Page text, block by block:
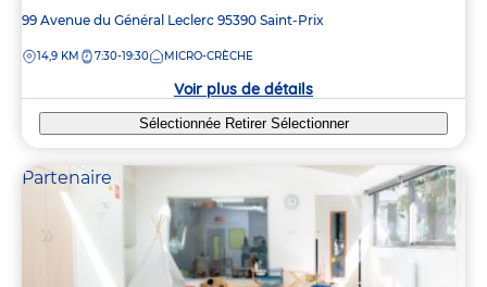
Adresse
la
99 Avenue du Général Leclerc 95390 Saint-Prix
DISTANCE
14,9 KM 7:30-19:30 MICRO-CRÈCHE
Voir plus de détails
Sélectionnée Retirer Sélectionner
Partenaire